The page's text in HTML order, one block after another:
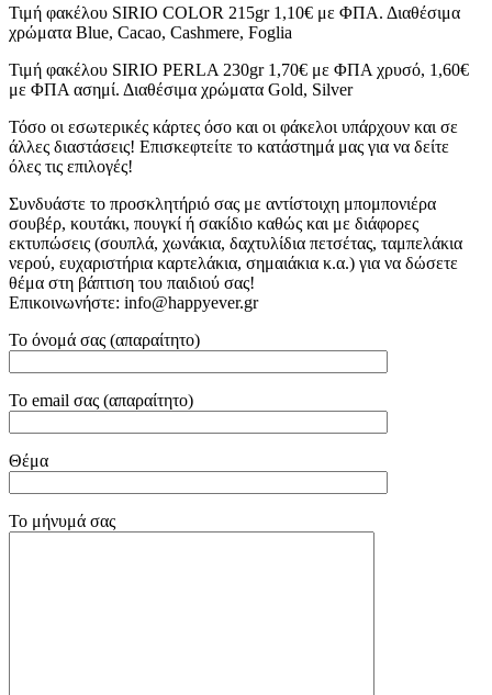
Τιμή φακέλου SIRIO COLOR 215gr 1,10€ με ΦΠΑ. Διαθέσιμα
χρώματα Blue, Cacao, Cashmere, Foglia
Τιμή φακέλου SIRIO PERLA 230gr 1,70€ με ΦΠΑ χρυσό, 1,60€
με ΦΠΑ ασημί. Διαθέσιμα χρώματα Gold, Silver
Τόσο οι εσωτερικές κάρτες όσο και οι φάκελοι υπάρχουν και σε
άλλες διαστάσεις! Επισκεφτείτε το κατάστημά μας για να δείτε
όλες τις επιλογές!
Συνδυάστε το προσκλητήριό σας με αντίστοιχη μπομπονιέρα
σουβέρ, κουτάκι, πουγκί ή σακίδιο καθώς και με διάφορες
εκτυπώσεις (σουπλά, χωνάκια, δαχτυλίδια πετσέτας, ταμπελάκια
νερού, ευχαριστήρια καρτελάκια, σημαιάκια κ.α.) για να δώσετε
θέμα στη βάπτιση του παιδιού σας!
Επικοινωνήστε: info@happyever.gr
Το όνομά σας (απαραίτητο)
Το email σας (απαραίτητο)
Θέμα
Το μήνυμά σας